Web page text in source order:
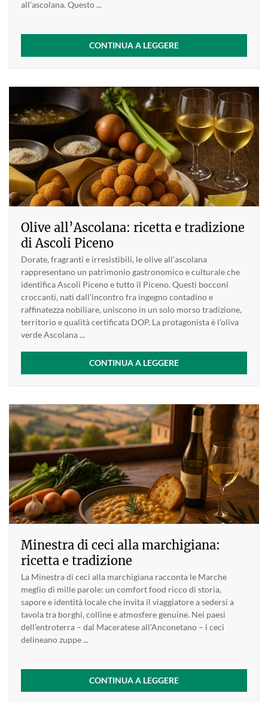
all’ascolana. Questo ...
CONTINUA A LEGGERE
Olive all’Ascolana: ricetta e tradizione
di Ascoli Piceno
Dorate, fragranti e irresistibili, le olive all’ascolana
rappresentano un patrimonio gastronomico e culturale che
identifica Ascoli Piceno e tutto il Piceno. Questi bocconi
croccanti, nati dall’incontro fra ingegno contadino e
raffinatezza nobiliare, uniscono in un solo morso tradizione,
territorio e qualità certificata DOP. La protagonista è l’oliva
verde Ascolana ...
CONTINUA A LEGGERE
Minestra di ceci alla marchigiana:
ricetta e tradizione
La Minestra di ceci alla marchigiana racconta le Marche
meglio di mille parole: un comfort food ricco di storia,
sapore e identità locale che invita il viaggiatore a sedersi a
tavola tra borghi, colline e atmosfere genuine. Nei paesi
dell’entroterra – dal Maceratese all’Anconetano – i ceci
delineano zuppe ...
CONTINUA A LEGGERE